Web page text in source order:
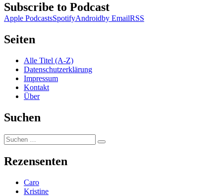
Subscribe to Podcast
Apple PodcastsSpotifyAndroidby EmailRSS
Seiten
Alle Titel (A-Z)
Datenschutzerklärung
Impressum
Kontakt
Über
Suchen
Suchen
nach:
Suchen
Rezensenten
Caro
Kristine